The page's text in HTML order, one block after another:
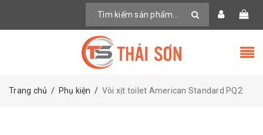
Trang chủ / Phụ kiện / Vòi xịt toilet American Standard PQ2